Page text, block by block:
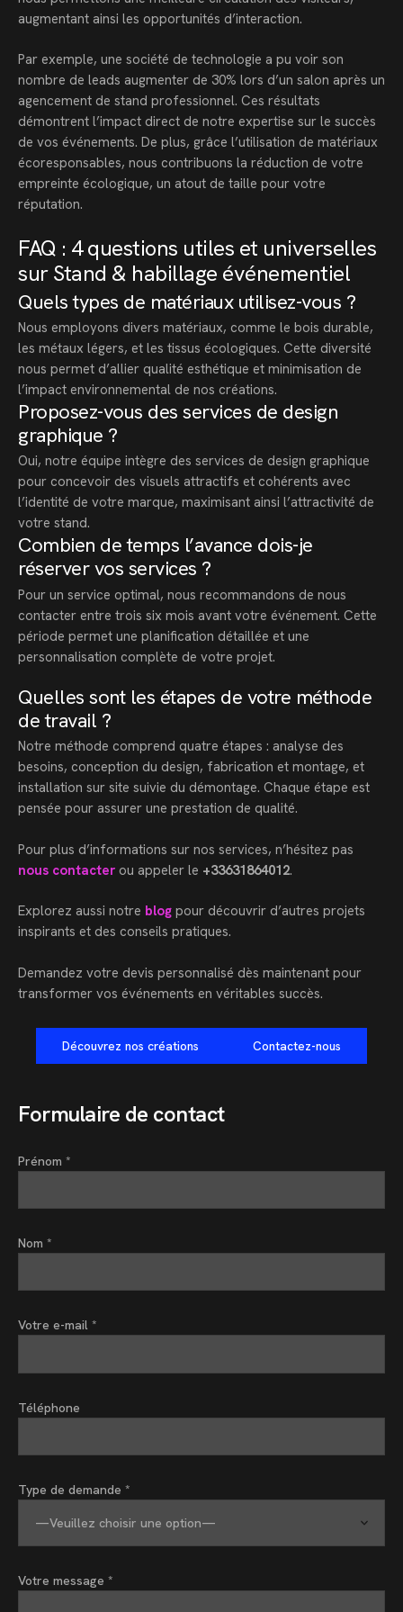
augmentant ainsi les opportunités d’interaction.
Par exemple, une société de technologie a pu voir son
nombre de leads augmenter de 30% lors d’un salon après un
agencement de stand professionnel. Ces résultats
démontrent l’impact direct de notre expertise sur le succès
de vos événements. De plus, grâce l’utilisation de matériaux
écoresponsables, nous contribuons la réduction de votre
empreinte écologique, un atout de taille pour votre
réputation.
FAQ : 4 questions utiles et universelles
sur Stand & habillage événementiel
Quels types de matériaux utilisez-vous ?
Nous employons divers matériaux, comme le bois durable,
les métaux légers, et les tissus écologiques. Cette diversité
nous permet d’allier qualité esthétique et minimisation de
l’impact environnemental de nos créations.
Proposez-vous des services de design
graphique ?
Oui, notre équipe intègre des services de design graphique
pour concevoir des visuels attractifs et cohérents avec
l’identité de votre marque, maximisant ainsi l’attractivité de
votre stand.
Combien de temps l’avance dois-je
réserver vos services ?
Pour un service optimal, nous recommandons de nous
contacter entre trois six mois avant votre événement. Cette
période permet une planification détaillée et une
personnalisation complète de votre projet.
Quelles sont les étapes de votre méthode
de travail ?
Notre méthode comprend quatre étapes : analyse des
besoins, conception du design, fabrication et montage, et
installation sur site suivie du démontage. Chaque étape est
pensée pour assurer une prestation de qualité.
Pour plus d’informations sur nos services, n’hésitez pas
nous contacter ou appeler le +33631864012.
Explorez aussi notre blog pour découvrir d’autres projets
inspirants et des conseils pratiques.
Demandez votre devis personnalisé dès maintenant pour
transformer vos événements en véritables succès.
Découvrez nos créations Contactez-nous
Formulaire de contact
Prénom *
Nom *
Votre e-mail *
Téléphone
Type de demande *
Votre message *